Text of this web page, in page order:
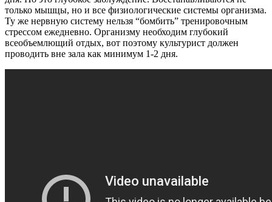
только мышцы, но и все физиологические системы организма.
Ту же нервную систему нельзя “бомбить” тренировочным
стрессом ежедневно. Организму необходим глубокий
всеобъемлющий отдых, вот поэтому культурист должен
проводить вне зала как минимум 1-2 дня.